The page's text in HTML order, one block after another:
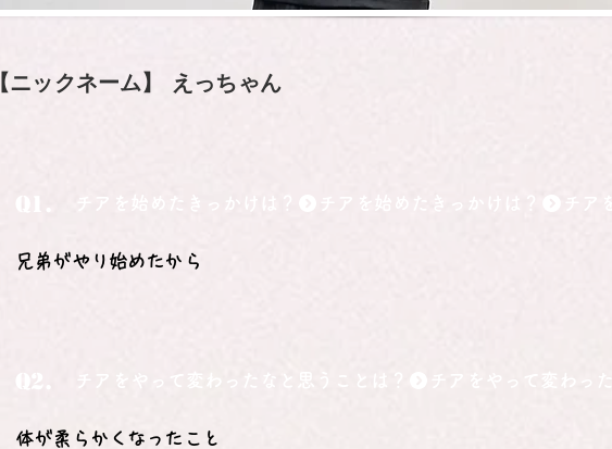
【ニックネーム】 えっちゃん
Q1.
兄弟がやり始めたから
チアをやって変わったなと思うことは？
体が柔らかくなったこと